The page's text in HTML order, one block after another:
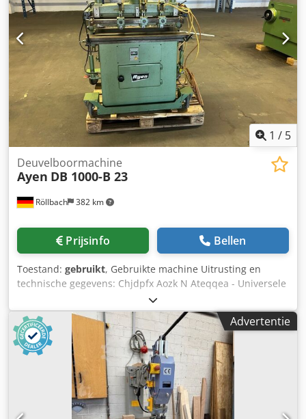
1 / 5
Röllbach 382 km
Deuvelboormachine
Ayen DB 1000-B 23
Prijsinfo Bellen
Toestand: gebruikt, Gebruikte machine Uitrusting en
technische gegevens: Chjdpfx Aozk N Ateqqea - Universele
deuvelboormachine voor horizontale en verticale boringen
- Werkbreedte 720 mm - Met boorbalk, aandrijfmotor 3 pk,
2800 tpm - 23 boorspindels, boorafstand 32 mm -
Pneumatische werkstukspanning via voetventiel - 2
aanslagschienen van 1000 mm - Met onderstel
Beschikbaarheid: op korte termijn Magazijnlocatie: 63934
Advertentie